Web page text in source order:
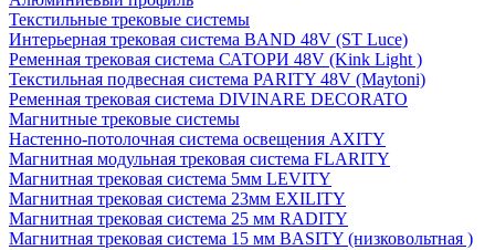
Текстильные трековые системы
Интерьерная трековая система BAND 48V (ST Luce)
Ременная трековая система САТОРИ 48V (Kink Light )
Текстильная подвесная система PARITY 48V (Maytoni)
Ременная трековая система DIVINARE DECORATO
Магнитные трековые системы
Настенно-потолочная система освещения AXITY
Магнитная модульная трековая система FLARITY
Магнитная трековая система 5мм LEVITY
Магнитная трековая система 23мм EXILITY
Магнитная трековая система 25 мм RADITY
Магнитная трековая система 15 мм BASITY (низковольтная )